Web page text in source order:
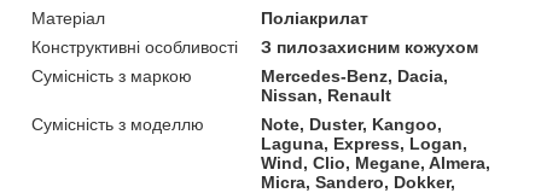
Матеріал
Поліакрилат
Конструктивні особливості
З пилозахисним кожухом
Сумісність з маркою
Mercedes-Benz, Dacia,
Nissan, Renault
Сумісність з моделлю
Note, Duster, Kangoo,
Laguna, Express, Logan,
Wind, Clio, Megane, Almera,
Micra, Sandero, Dokker,